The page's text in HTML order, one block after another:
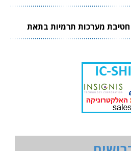
חטיבת מערכות תרמיות בתאת